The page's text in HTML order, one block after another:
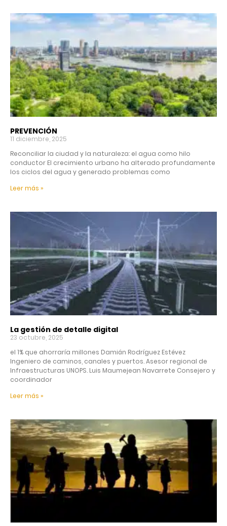
PREVENCIÓN
11 diciembre, 2025
Reconciliar la ciudad y la naturaleza: el agua como hilo
conductor El crecimiento urbano ha alterado profundamente
los ciclos del agua y generado problemas como
Leer más »
La gestión de detalle digital
23 octubre, 2025
el 1% que ahorraría millones Damián Rodríguez Estévez
Ingeniero de caminos, canales y puertos. Asesor regional de
Infraestructuras UNOPS. Luis Maumejean Navarrete Consejero y
coordinador
Leer más »